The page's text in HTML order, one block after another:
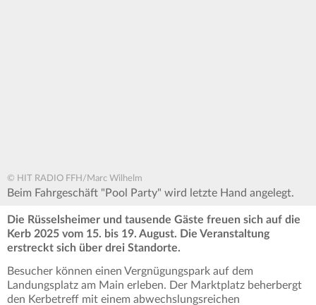
© HIT RADIO FFH/Marc Wilhelm
Beim Fahrgeschäft "Pool Party" wird letzte Hand angelegt.
Die Rüsselsheimer und tausende Gäste freuen sich auf die
Kerb 2025 vom 15. bis 19. August. Die Veranstaltung
erstreckt sich über drei Standorte.
Besucher können einen Vergnügungspark auf dem
Landungsplatz am Main erleben. Der Marktplatz beherbergt
den Kerbetreff mit einem abwechslungsreichen